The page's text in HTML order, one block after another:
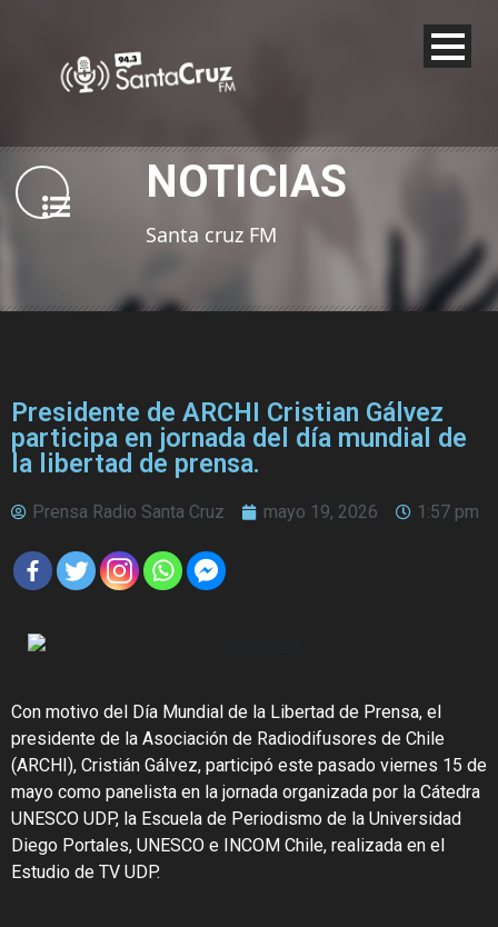
NOTICIAS
Santa cruz FM
Presidente de ARCHI Cristian Gálvez
participa en jornada del día mundial de
la libertad de prensa.
Prensa Radio Santa Cruz mayo 19, 2026 1:57 pm
Con motivo del Día Mundial de la Libertad de Prensa, el
presidente de la Asociación de Radiodifusores de Chile
(ARCHI), Cristián Gálvez, participó este pasado viernes 15 de
mayo como panelista en la jornada organizada por la Cátedra
UNESCO UDP, la Escuela de Periodismo de la Universidad
Diego Portales, UNESCO e INCOM Chile, realizada en el
Estudio de TV UDP.